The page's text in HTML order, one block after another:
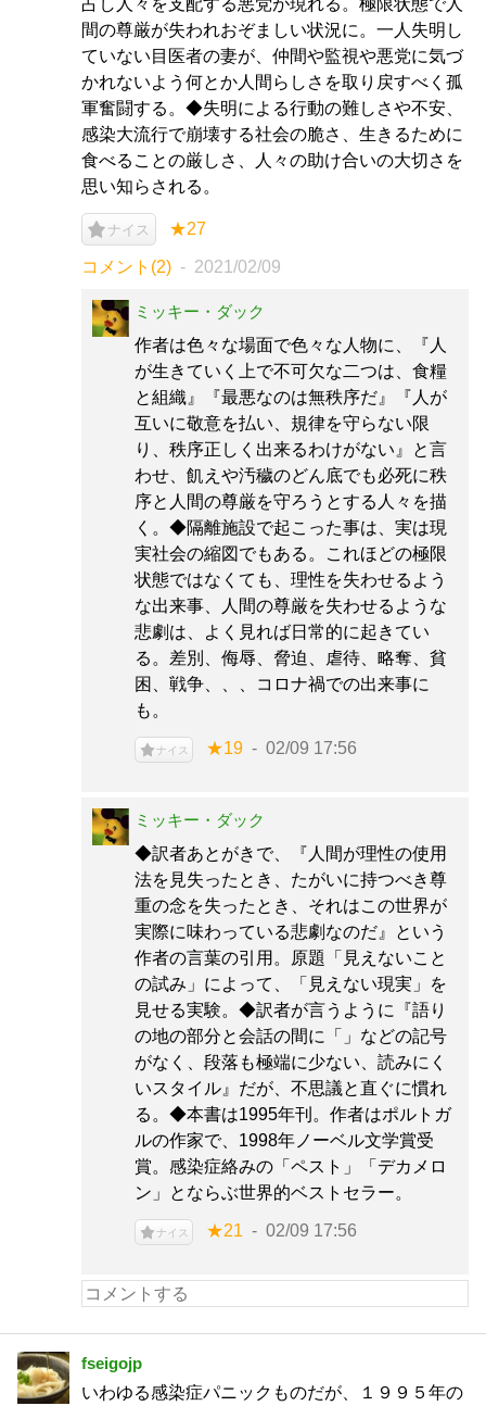
占し人々を支配する悪党が現れる。極限状態で人
間の尊厳が失われおぞましい状況に。一人失明し
ていない目医者の妻が、仲間や監視や悪党に気づ
かれないよう何とか人間らしさを取り戻すべく孤
軍奮闘する。◆失明による行動の難しさや不安、
感染大流行で崩壊する社会の脆さ、生きるために
食べることの厳しさ、人々の助け合いの大切さを
思い知らされる。
ナイス ★27
コメント(2) 2021/02/09
ミッキー・ダック
作者は色々な場面で色々な人物に、『人
が生きていく上で不可欠な二つは、食糧
と組織』『最悪なのは無秩序だ』『人が
互いに敬意を払い、規律を守らない限
り、秩序正しく出来るわけがない』と言
わせ、飢えや汚穢のどん底でも必死に秩
序と人間の尊厳を守ろうとする人々を描
く。◆隔離施設で起こった事は、実は現
実社会の縮図でもある。これほどの極限
状態ではなくても、理性を失わせるよう
な出来事、人間の尊厳を失わせるような
悲劇は、よく見れば日常的に起きてい
る。差別、侮辱、脅迫、虐待、略奪、貧
困、戦争、、、コロナ禍での出来事に
も。
ナイス ★19 02/09 17:56
ミッキー・ダック
◆訳者あとがきで、『人間が理性の使用
法を見失ったとき、たがいに持つべき尊
重の念を失ったとき、それはこの世界が
実際に味わっている悲劇なのだ』という
作者の言葉の引用。原題「見えないこと
の試み」によって、「見えない現実」を
見せる実験。◆訳者が言うように『語り
の地の部分と会話の間に「」などの記号
がなく、段落も極端に少ない、読みにく
いスタイル』だが、不思議と直ぐに慣れ
る。◆本書は1995年刊。作者はポルトガ
ルの作家で、1998年ノーベル文学賞受
賞。感染症絡みの「ペスト」「デカメロ
ン」とならぶ世界的ベストセラー。
ナイス ★21 02/09 17:56
fseigojp
いわゆる感染症パニックものだが、１９９５年の